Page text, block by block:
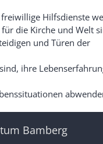
Hilfsdienste
die Kirche und Welt
und Türen der
ihre
Bamberg